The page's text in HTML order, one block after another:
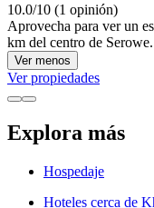
10.0/10 (1 opinión)
Aprovecha para ver un
km del centro de Serowe.
Ver menos
Ver propiedades
Explora más
Hospedaje
Hoteles cerca de